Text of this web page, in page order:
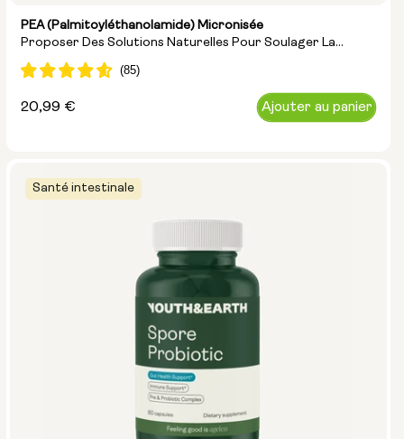
PEA (palmitoyléthanolamide) Micronisée
Proposer Des Solutions Naturelles Pour Soulager La
Douleur
Prix
20,99 € Ajouter au panier
Santé intestinale